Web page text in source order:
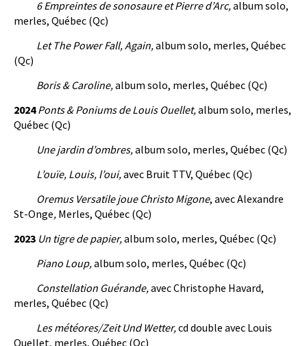
6 Empreintes de sonosaure et Pierre d’Arc,album solo,
merles, Québec (Qc)
Let The Power Fall, Again,album solo, merles, Québec
(Qc)
Boris & Caroline,album solo, merles, Québec (Qc)
2024Ponts & Poniums de Louis Ouellet,album solo, merles,
Québec (Qc)
Une jardin d’ombres,album solo, merles, Québec (Qc)
L’ouïe, Louis, l’oui,avec Bruit TTV, Québec (Qc)
Oremus Versatile joue Christo Migone, avec Alexandre
St-Onge, Merles, Québec (Qc)
2023 Un tigre de papier,album solo, merles, Québec (Qc)
Piano Loup,album solo, merles, Québec (Qc)
Constellation Guérande,avec Christophe Havard,
merles, Québec (Qc)
Les météores/Zeit Und Wetter,cd double avec Louis
Ouellet, merles, Québec (Qc)